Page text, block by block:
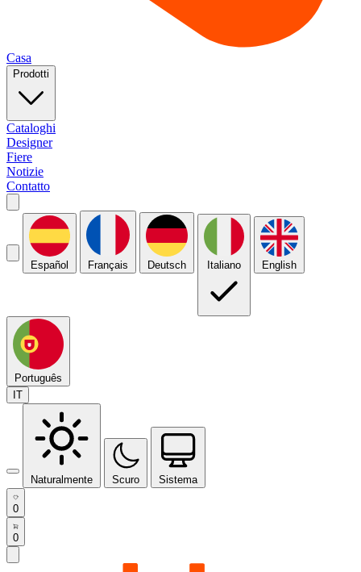
Casa
Prodotti
Cataloghi
Designer
Fiere
Notizie
Contatto
Español Français Deutsch Italiano English
Português
IT
Naturalmente Scuro Sistema
0
0